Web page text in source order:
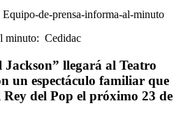
Equipo-de-prensa-informa-al-minuto
: Cedidac
llegará al Teatro
un espectáculo familiar que
Rey del Pop el próximo 23 de